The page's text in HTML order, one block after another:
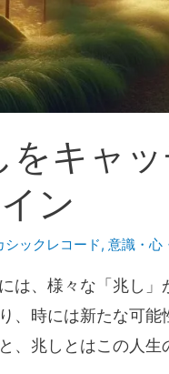
をキャ
ン
シックレコード, 意識・心
は、様々な「兆し
、時には新たな可
、兆しとはこの人生